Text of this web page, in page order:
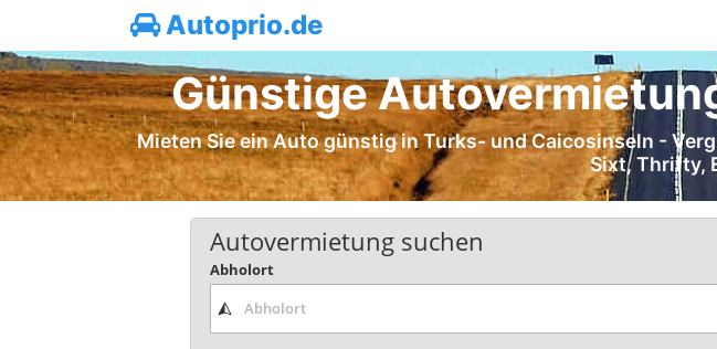
Autoprio.de
Günstige
Mieten Sie ein Auto günstig in Turks- und Caicosinseln -
Sixt, Thrifty,
Autovermietung suchen
Abholort